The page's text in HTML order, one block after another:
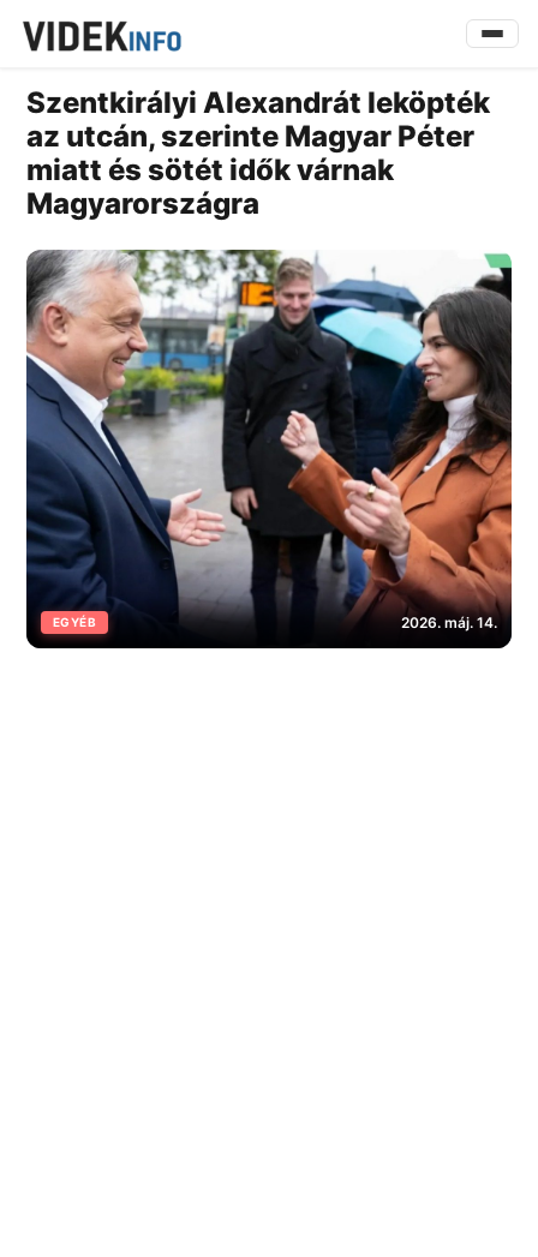
Szentkirályi Alexandrát leköpték
az utcán, szerinte Magyar Péter
miatt és sötét idők várnak
Magyarországra
EGYÉB 2026. máj. 14.